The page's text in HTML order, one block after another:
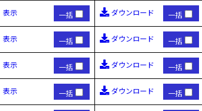
表示 一括 ダウンロード 一括
表示 一括 ダウンロード 一括
表示 一括 ダウンロード 一括
表示 一括 ダウンロード 一括